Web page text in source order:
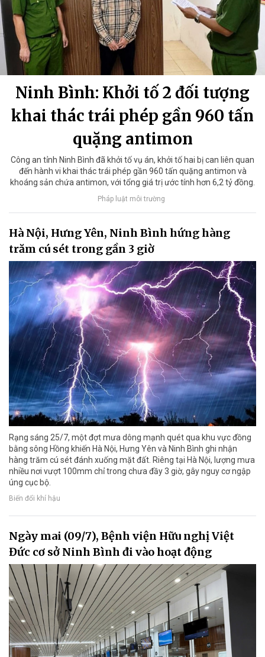
Ninh Bình: Khởi tố 2 đối tượng
khai thác trái phép gần 960 tấn
quặng antimon
Công an tỉnh Ninh Bình đã khởi tố vụ án, khởi tố hai bị can liên quan
đến hành vi khai thác trái phép gần 960 tấn quặng antimon và
khoáng sản chứa antimon, với tổng giá trị ước tính hơn 6,2 tỷ đồng.
Pháp luật môi trường
Hà Nội, Hưng Yên, Ninh Bình hứng hàng
trăm cú sét trong gần 3 giờ
Rạng sáng 25/7, một đợt mưa dông mạnh quét qua khu vực đồng
bằng sông Hồng khiến Hà Nội, Hưng Yên và Ninh Bình ghi nhận
hàng trăm cú sét đánh xuống mặt đất. Riêng tại Hà Nội, lượng mưa
nhiều nơi vượt 100mm chỉ trong chưa đầy 3 giờ, gây nguy cơ ngập
úng cục bộ.
Biến đổi khí hậu
Ngày mai (09/7), Bệnh viện Hữu nghị Việt
Đức cơ sở Ninh Bình đi vào hoạt động